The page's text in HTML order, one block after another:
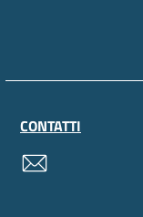
CONTATTI